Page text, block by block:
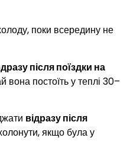
поки всередину не
після поїздки на
вона постоїть у теплі 30–
відразу після
якщо була у